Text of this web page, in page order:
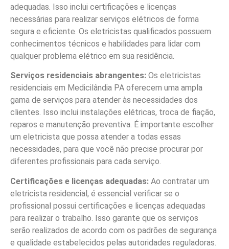
adequadas. Isso inclui certificações e licenças
necessárias para realizar serviços elétricos de forma
segura e eficiente. Os eletricistas qualificados possuem
conhecimentos técnicos e habilidades para lidar com
qualquer problema elétrico em sua residência.
Serviços residenciais abrangentes: Os eletricistas
residenciais em Medicilândia PA oferecem uma ampla
gama de serviços para atender às necessidades dos
clientes. Isso inclui instalações elétricas, troca de fiação,
reparos e manutenção preventiva. É importante escolher
um eletricista que possa atender a todas essas
necessidades, para que você não precise procurar por
diferentes profissionais para cada serviço.
Certificações e licenças adequadas: Ao contratar um
eletricista residencial, é essencial verificar se o
profissional possui certificações e licenças adequadas
para realizar o trabalho. Isso garante que os serviços
serão realizados de acordo com os padrões de segurança
e qualidade estabelecidos pelas autoridades reguladoras.